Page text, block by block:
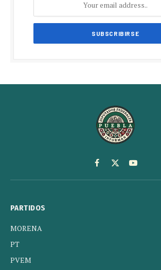
Facebook
X
(Twitter)
YouTube
PARTIDOS
MORENA
PT
PVEM